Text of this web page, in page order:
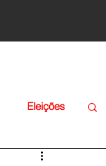
Eleições